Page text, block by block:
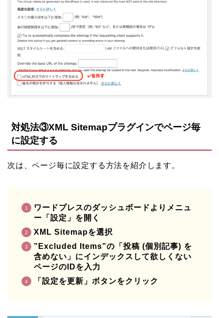
対処法③XML Sitemapプラグインでページ毎
に設定する
次は、ページ毎に設定する方法を紹介します。
ワードプレスのダッシュボードよりメニュ
ー「設定」を開く
XML Sitemapを選択
”Excluded Items”の「投稿 (個別記事) を
含めない」にインデックスして欲しくない
ページのIDを入力
「設定を更新」ボタンをクリック